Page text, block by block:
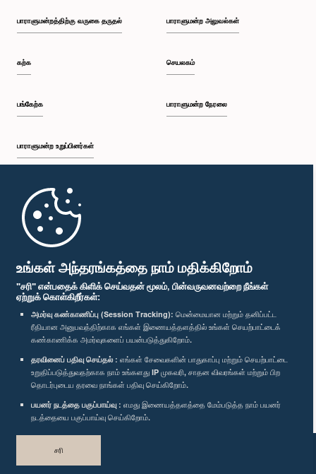
உங்கள் அந்தரங்கத்தை நாம் மதிக்கிறோம்
"சரி" என்பதைக் கிளிக் செய்வதன் மூலம், பின்வருவனவற்றை நீங்கள்
ஏற்றுக் கொள்கிறீர்கள்:
அமர்வு கண்காணிப்பு (Session Tracking): மென்மையான மற்றும் தனிப்பட்ட
ரீதியான அனுபவத்திற்காக எங்கள் இணையத்தளத்தில் உங்கள் செயற்பாட்டைக்
கண்காணிக்க அமர்வுகளைப் பயன்படுத்துகிறோம்.
தரவினைப் பதிவு செய்தல் : எங்கள் சேவைகளின் பாதுகாப்பு மற்றும் செயற்பாட்டை
உறுதிப்படுத்துவதற்காக நாம் உங்களது IP முகவரி, சாதன விவரங்கள் மற்றும் பிற
தொடர்புடைய தரவை நாங்கள் பதிவு செய்கிறோம்.
பயனர் நடத்தை பகுப்பாய்வு : எமது இணையத்தளத்தை மேம்படுத்த நாம் பயனர்
நடத்தையை பகுப்பாய்வு செய்கிறோம்.
சரி
பாராளுமன்றத்திற்கு வருகை தருதல்
கற்க
பங்கேற்க
பாராளுமன்ற உறுப்பினர்கள்
முதற்பக்கம்
பாராளுமன்ற அலுவல்கள்
செயலகம்
பாராளுமன்ற நேரலை
பாராளுமன்ற கையடக்க செயலி
எம்மை பின்தொடர்க :
விருதுகள்
தனியுரிமைக் கொள்கை